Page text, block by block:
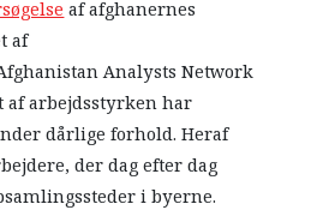
af afghanernes
af
Analysts Network
af arbejdsstyrken har
dårlige forhold. Heraf
der dag efter dag
i byerne.